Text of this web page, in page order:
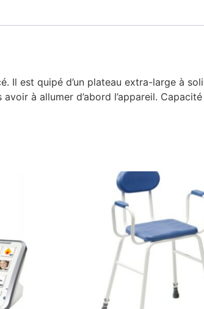
Il est quipé d’un plateau extra-large à
à allumer d’abord l’appareil.